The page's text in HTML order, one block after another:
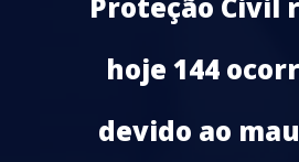
hoje 144
devido ao